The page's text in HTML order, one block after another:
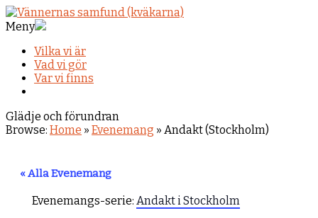
Meny
Vilka vi är
Vad vi gör
Var vi finns
Glädje och förundran
Browse: Home » Evenemang » Andakt (Stockholm)
« Alla Evenemang
Evenemangs-serie: Andakt i Stockholm